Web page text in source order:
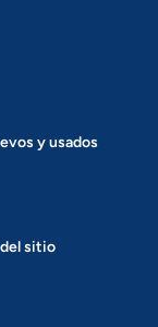
y usados
sitio